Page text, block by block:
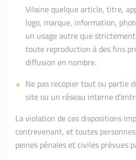
Vilaine quelque article, titre,
logo, marque, information,
un usage autre que
toute reproduction à des fins
diffusion en nombre.
Ne pas recopier tout ou partie
site ou un réseau interne
La violation de ces dispositions
contrevenant, et toutes
peines pénales et civiles prévues